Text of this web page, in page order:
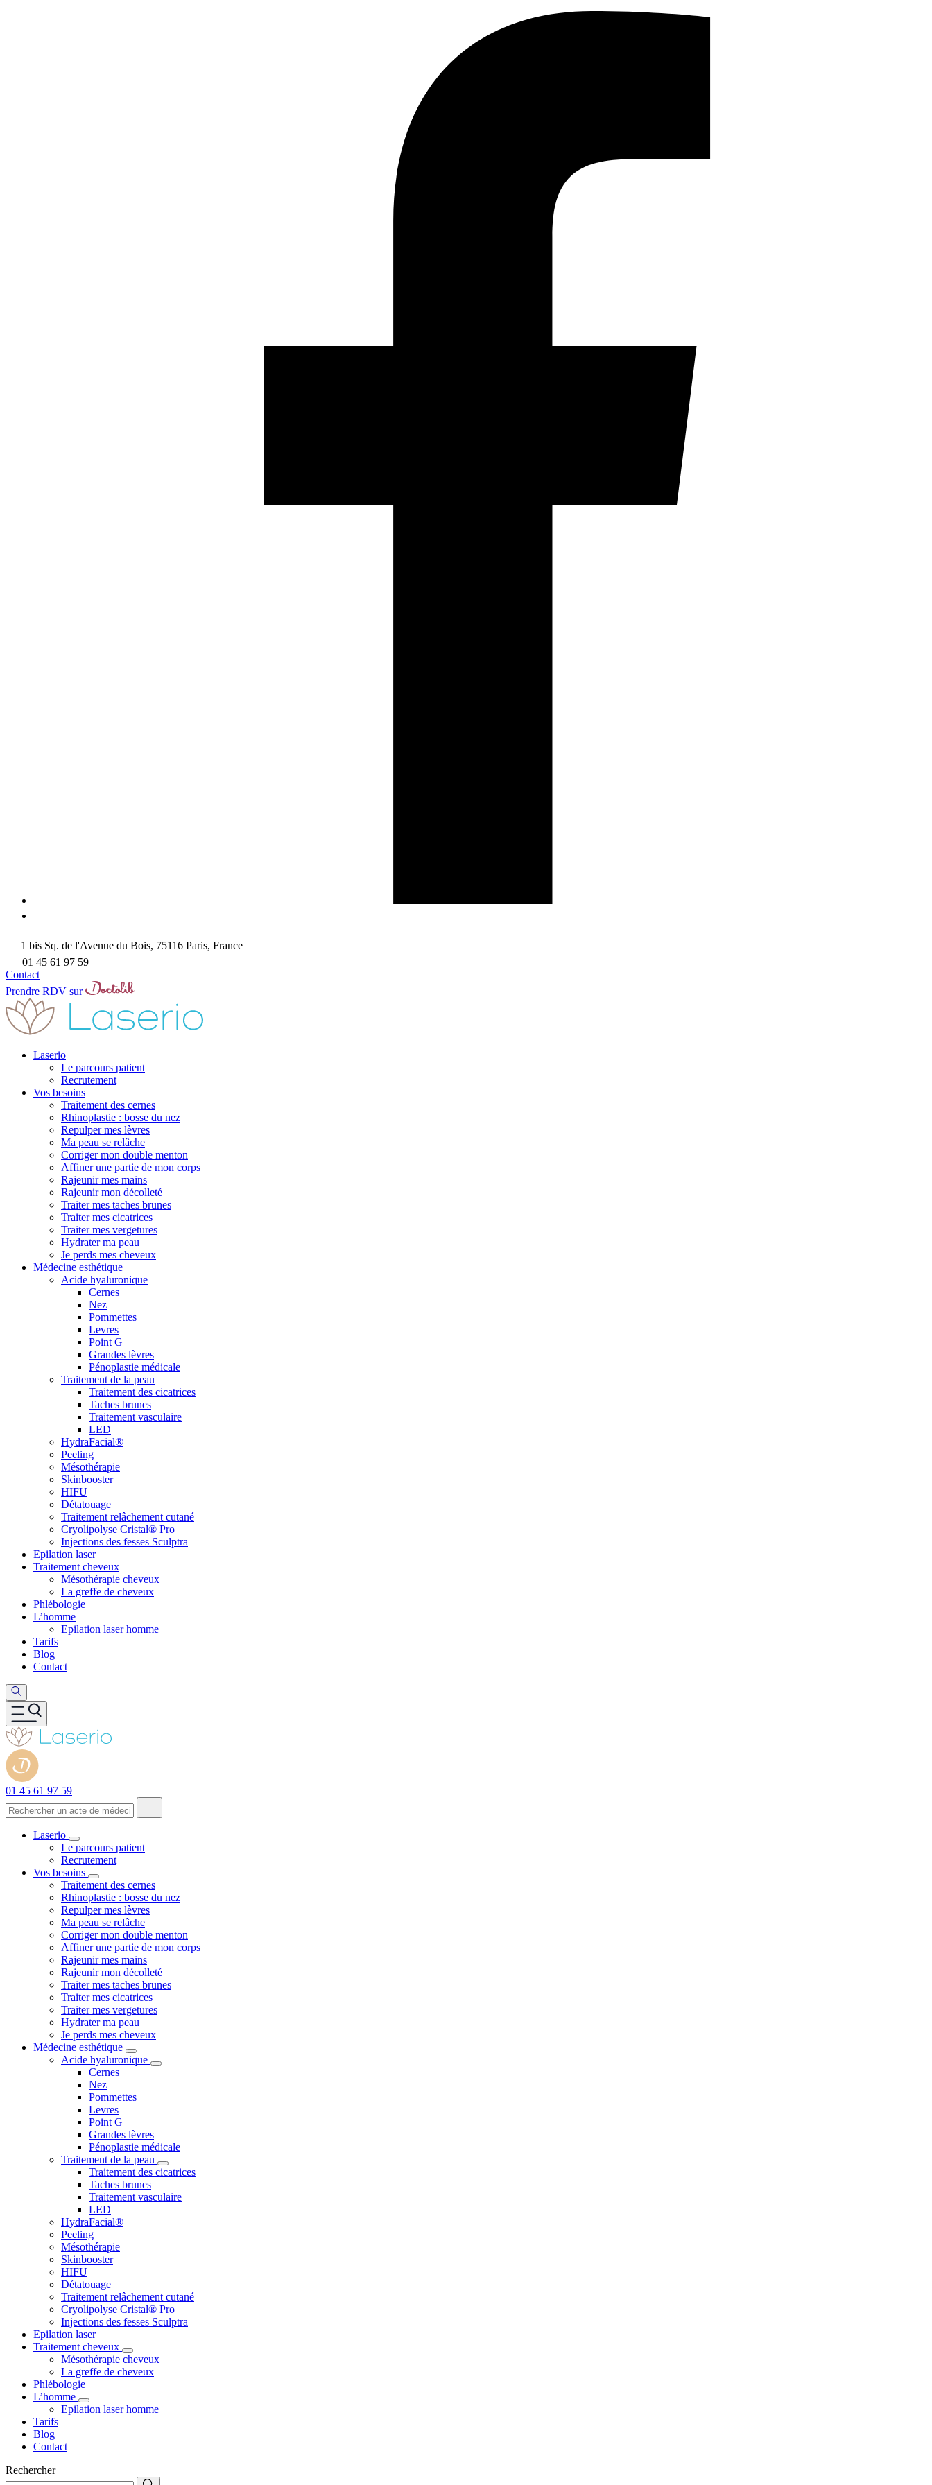
1 bis Sq. de l'Avenue du Bois, 75116 Paris, France
01 45 61 97 59
Contact
Prendre RDV sur
Laserio
Le parcours patient
Recrutement
Vos besoins
Traitement des cernes
Rhinoplastie : bosse du nez
Repulper mes lèvres
Ma peau se relâche
Corriger mon double menton
Affiner une partie de mon corps
Rajeunir mes mains
Rajeunir mon décolleté
Traiter mes taches brunes
Traiter mes cicatrices
Traiter mes vergetures
Hydrater ma peau
Je perds mes cheveux
Médecine esthétique
Acide hyaluronique
Cernes
Nez
Pommettes
Levres
Point G
Grandes lèvres
Pénoplastie médicale
Traitement de la peau
Traitement des cicatrices
Taches brunes
Traitement vasculaire
LED
HydraFacial®
Peeling
Mésothérapie
Skinbooster
HIFU
Détatouage
Traitement relâchement cutané
Cryolipolyse Cristal® Pro
Injections des fesses Sculptra
Epilation laser
Traitement cheveux
Mésothérapie cheveux
La greffe de cheveux
Phlébologie
L’homme
Epilation laser homme
Tarifs
Blog
Contact
01 45 61 97 59
Laserio
Le parcours patient
Recrutement
Vos besoins
Traitement des cernes
Rhinoplastie : bosse du nez
Repulper mes lèvres
Ma peau se relâche
Corriger mon double menton
Affiner une partie de mon corps
Rajeunir mes mains
Rajeunir mon décolleté
Traiter mes taches brunes
Traiter mes cicatrices
Traiter mes vergetures
Hydrater ma peau
Je perds mes cheveux
Médecine esthétique
Acide hyaluronique
Cernes
Nez
Pommettes
Levres
Point G
Grandes lèvres
Pénoplastie médicale
Traitement de la peau
Traitement des cicatrices
Taches brunes
Traitement vasculaire
LED
HydraFacial®
Peeling
Mésothérapie
Skinbooster
HIFU
Détatouage
Traitement relâchement cutané
Cryolipolyse Cristal® Pro
Injections des fesses Sculptra
Epilation laser
Traitement cheveux
Mésothérapie cheveux
La greffe de cheveux
Phlébologie
L’homme
Epilation laser homme
Tarifs
Blog
Contact
Rechercher